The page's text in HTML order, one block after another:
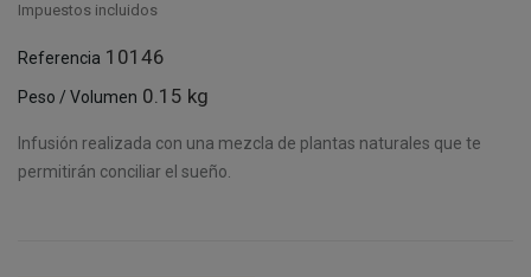
Impuestos incluidos
Referencia 10146
Peso / Volumen 0.15 kg
Infusión realizada con una mezcla de plantas naturales que te
permitirán conciliar el sueño.